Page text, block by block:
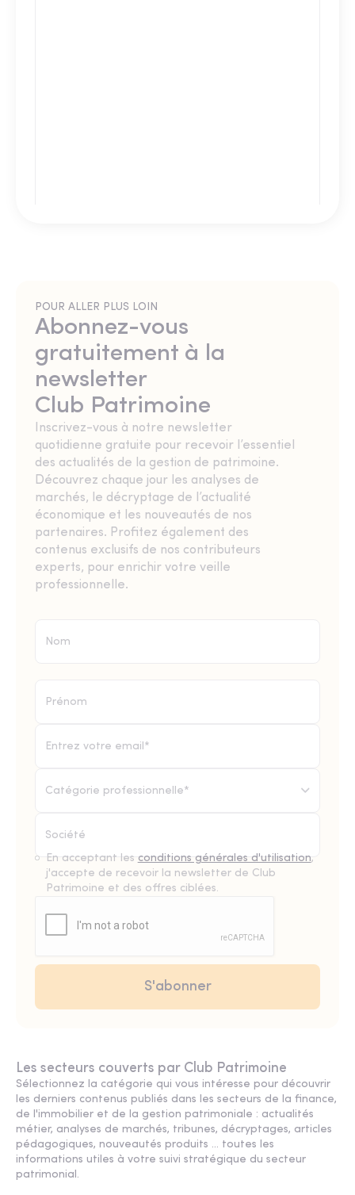
POUR ALLER PLUS LOIN
Abonnez-vous
gratuitement à la
newsletter
Club Patrimoine
Inscrivez-vous à notre newsletter
quotidienne gratuite pour recevoir l’essentiel
des actualités de la gestion de patrimoine.
Découvrez chaque jour les analyses de
marchés, le décryptage de l’actualité
économique et les nouveautés de nos
partenaires. Profitez également des
contenus exclusifs de nos contributeurs
experts, pour enrichir votre veille
professionnelle.
Catégorie professionnelle*
En acceptant les conditions générales d'utilisation,
j'accepte de recevoir la newsletter de Club
Patrimoine et des offres ciblées.
Les secteurs couverts par Club Patrimoine
Sélectionnez la catégorie qui vous intéresse pour découvrir
les derniers contenus publiés dans les secteurs de la finance,
de l'immobilier et de la gestion patrimoniale : actualités
métier, analyses de marchés, tribunes, décryptages, articles
pédagogiques, nouveautés produits ... toutes les
informations utiles à votre suivi stratégique du secteur
patrimonial.